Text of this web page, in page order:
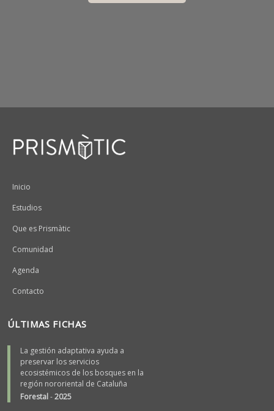
Peu
Inicio
Estudios
Que es Prismàtic
Comunidad
Agenda
Contacto
ÚLTIMAS FICHAS
La gestión adaptativa ayuda a
preservar los servicios
ecosistémicos de los bosques en la
región nororiental de Cataluña
Forestal-2025